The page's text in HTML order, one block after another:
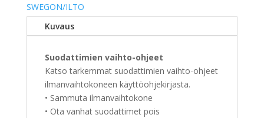
SWEGON/ILTO
Kuvaus
Suodattimien vaihto-ohjeet
Katso tarkemmat suodattimien vaihto-ohjeet
ilmanvaihtokoneen käyttöohjekirjasta.
• Sammuta ilmanvaihtokone
• Ota vanhat suodattimet pois